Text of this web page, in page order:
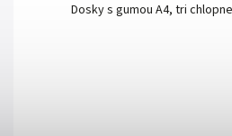
Dosky s gumou A4, tri